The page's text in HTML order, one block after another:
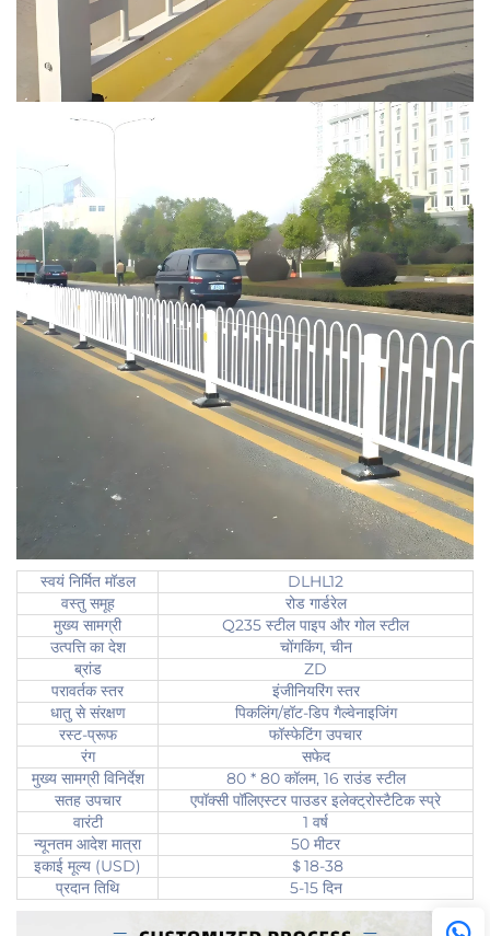
स्वयं निर्मित मॉडल
DLHL12
वस्तु समूह
रोड गार्डरेल
मुख्य सामग्री
Q235 स्टील पाइप और गोल स्टील
उत्पत्ति का देश
चोंगकिंग, चीन
ब्रांड
ZD
परावर्तक स्तर
इंजीनियरिंग स्तर
धातु से संरक्षण
पिकलिंग/हॉट-डिप गैल्वेनाइजिंग
रस्ट-प्रूफ
फॉस्फेटिंग उपचार
रंग
सफेद
मुख्य सामग्री विनिर्देश
80 * 80 कॉलम, 16 राउंड स्टील
सतह उपचार
एपॉक्सी पॉलिएस्टर पाउडर इलेक्ट्रोस्टैटिक स्प्रे
वारंटी
1 वर्ष
न्यूनतम आदेश मात्रा
50 मीटर
इकाई मूल्य (USD)
＄18-38
प्रदान तिथि
5-15 दिन